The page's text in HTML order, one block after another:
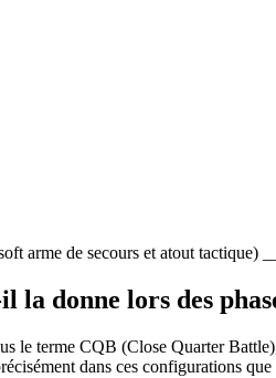
arme de secours et atout tactique)
la donne lors des
le terme CQB (Close Quarter
dans ces configurations que